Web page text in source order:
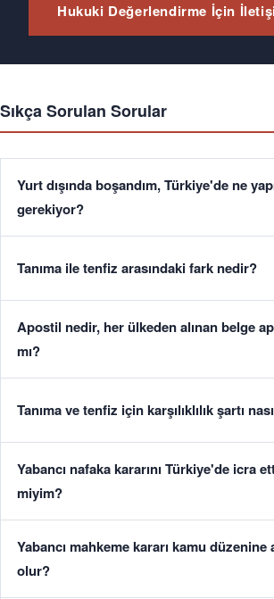
Hukuki Değerlendirme İçin
Sıkça Sorulan Sorular
Yurt dışında boşandım, Türkiye'de ne
gerekiyor?
Tanıma ile tenfiz arasındaki fark nedir?
Apostil nedir, her ülkeden alınan belge
mı?
Tanıma ve tenfiz için karşılıklılık şartı
Yabancı nafaka kararını Türkiye'de icra
miyim?
Yabancı mahkeme kararı kamu düzenine
olur?